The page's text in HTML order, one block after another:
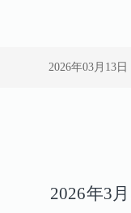
2026年03月13日
2026年3月